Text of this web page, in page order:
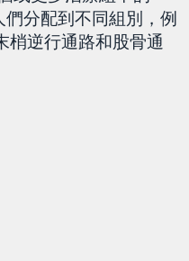
分配到不同組別，例
梢逆行通路和股骨通